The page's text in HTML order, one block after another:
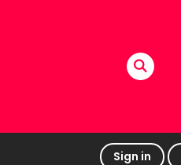
Sign in